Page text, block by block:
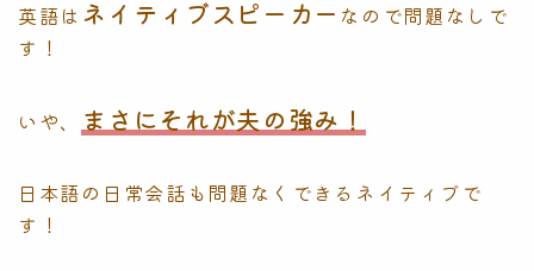
英語は ネイティブスピーカー なので問題なしで
す！
いや、 まさにそれが夫の強み！
日本語の日常会話も問題なくできるネイティブで
す！